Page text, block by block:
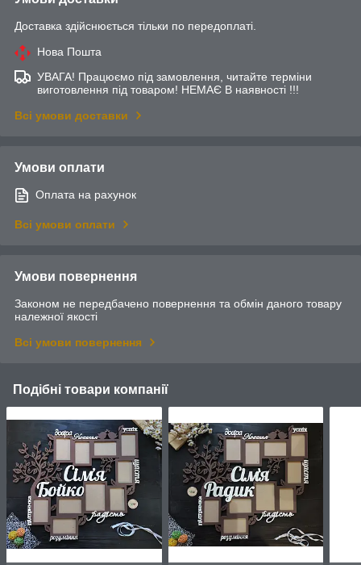
Доставка здійснюється тільки по передоплаті.
Нова Пошта
УВАГА! Працюємо під замовлення, читайте терміни
виготовлення під товаром! НЕМАЄ В наявності !!!
Всі умови доставки
Умови оплати
Оплата на рахунок
Всі умови оплати
Умови повернення
Законом не передбачено повернення та обмін даного товару
належної якості
Всі умови повернення
Подібні товари компанії